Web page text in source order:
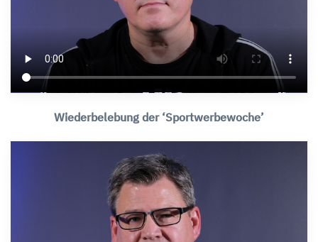
Wiederbelebung der ‘Sportwerbewoche’